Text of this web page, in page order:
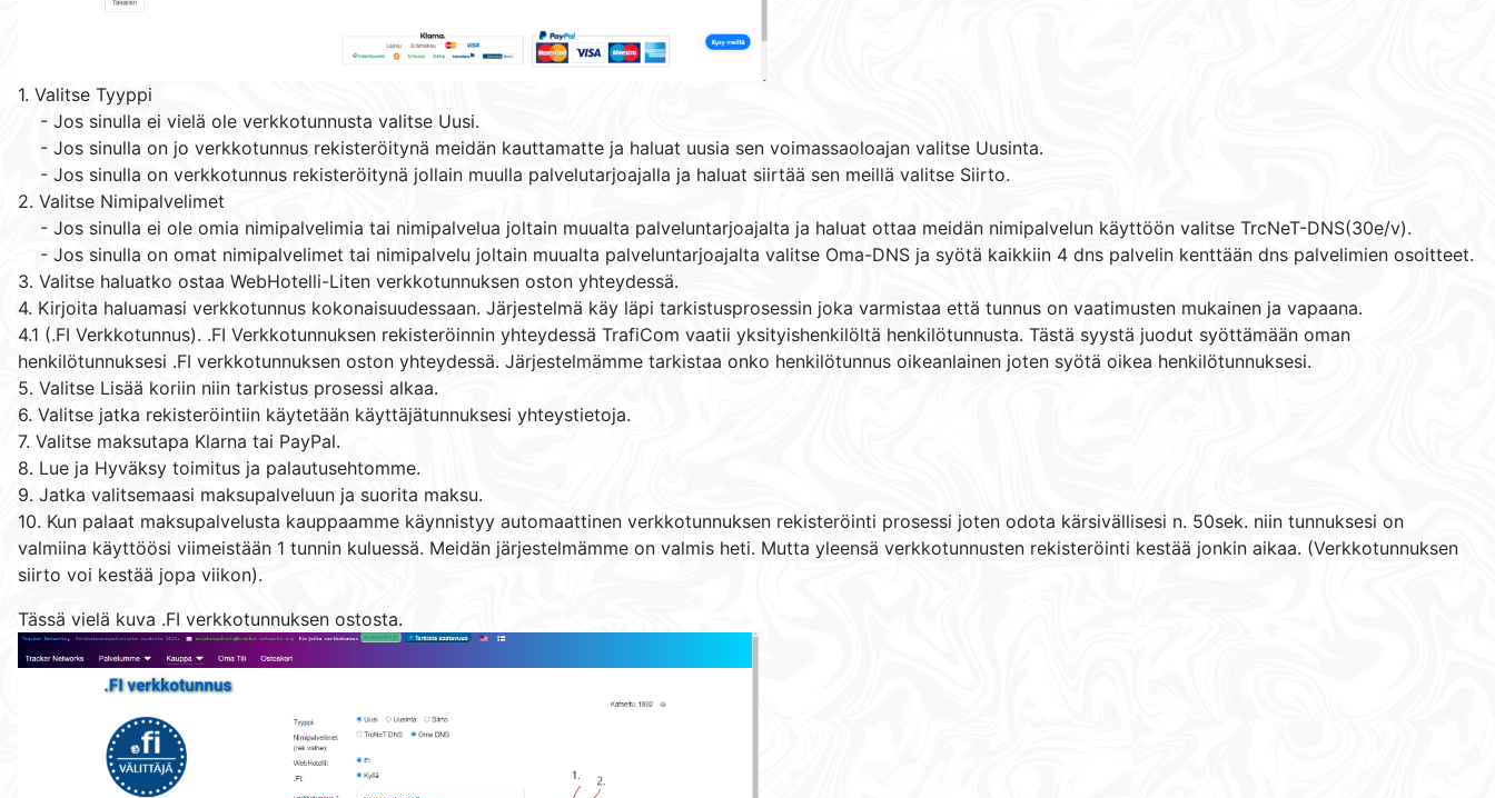
1. Valitse Tyyppi
- Jos sinulla ei vielä ole verkkotunnusta valitse Uusi.
- Jos sinulla on jo verkkotunnus rekisteröitynä meidän kauttamatte ja haluat uusia sen voimassaoloajan valitse Uusinta.
- Jos sinulla on verkkotunnus rekisteröitynä jollain muulla palvelutarjoajalla ja haluat siirtää sen meillä valitse Siirto.
2. Valitse Nimipalvelimet
- Jos sinulla ei ole omia nimipalvelimia tai nimipalvelua joltain muualta palveluntarjoajalta ja haluat ottaa meidän nimipalvelun käyttöön valitse TrcNeT-DNS(30e/v).
- Jos sinulla on omat nimipalvelimet tai nimipalvelu joltain muualta palveluntarjoajalta valitse Oma-DNS ja syötä kaikkiin 4 dns palvelin kenttään dns palvelimien osoitteet.
3. Valitse haluatko ostaa WebHotelli-Liten verkkotunnuksen oston yhteydessä.
4. Kirjoita haluamasi verkkotunnus kokonaisuudessaan. Järjestelmä käy läpi tarkistusprosessin joka varmistaa että tunnus on vaatimusten mukainen ja vapaana.
4.1 (.FI Verkkotunnus). .FI Verkkotunnuksen rekisteröinnin yhteydessä TrafiCom vaatii yksityishenkilöltä henkilötunnusta. Tästä syystä juodut syöttämään oman
henkilötunnuksesi .FI verkkotunnuksen oston yhteydessä. Järjestelmämme tarkistaa onko henkilötunnus oikeanlainen joten syötä oikea henkilötunnuksesi.
5. Valitse Lisää koriin niin tarkistus prosessi alkaa.
6. Valitse jatka rekisteröintiin käytetään käyttäjätunnuksesi yhteystietoja.
7. Valitse maksutapa Klarna tai PayPal.
8. Lue ja Hyväksy toimitus ja palautusehtomme.
9. Jatka valitsemaasi maksupalveluun ja suorita maksu.
10. Kun palaat maksupalvelusta kauppaamme käynnistyy automaattinen verkkotunnuksen rekisteröinti prosessi joten odota kärsivällisesi n. 50sek. niin tunnuksesi on
valmiina käyttöösi viimeistään 1 tunnin kuluessä. Meidän järjestelmämme on valmis heti. Mutta yleensä verkkotunnusten rekisteröinti kestää jonkin aikaa. (Verkkotunnuksen
siirto voi kestää jopa viikon).
Tässä vielä kuva .FI verkkotunnuksen ostosta.